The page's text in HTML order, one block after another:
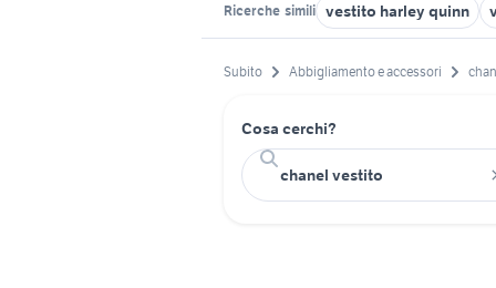
Ricerche simili vestito harley quinn
Subito Abbigliamento e accessori
Cosa cerchi?